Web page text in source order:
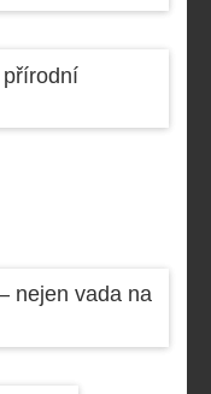
nejen vada na